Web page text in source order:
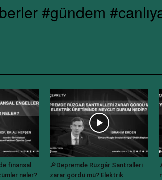
#gündem
finansal
neler?
🔎Depremde Rüzgâr Santralleri
zarar gördü mü? Elektrik